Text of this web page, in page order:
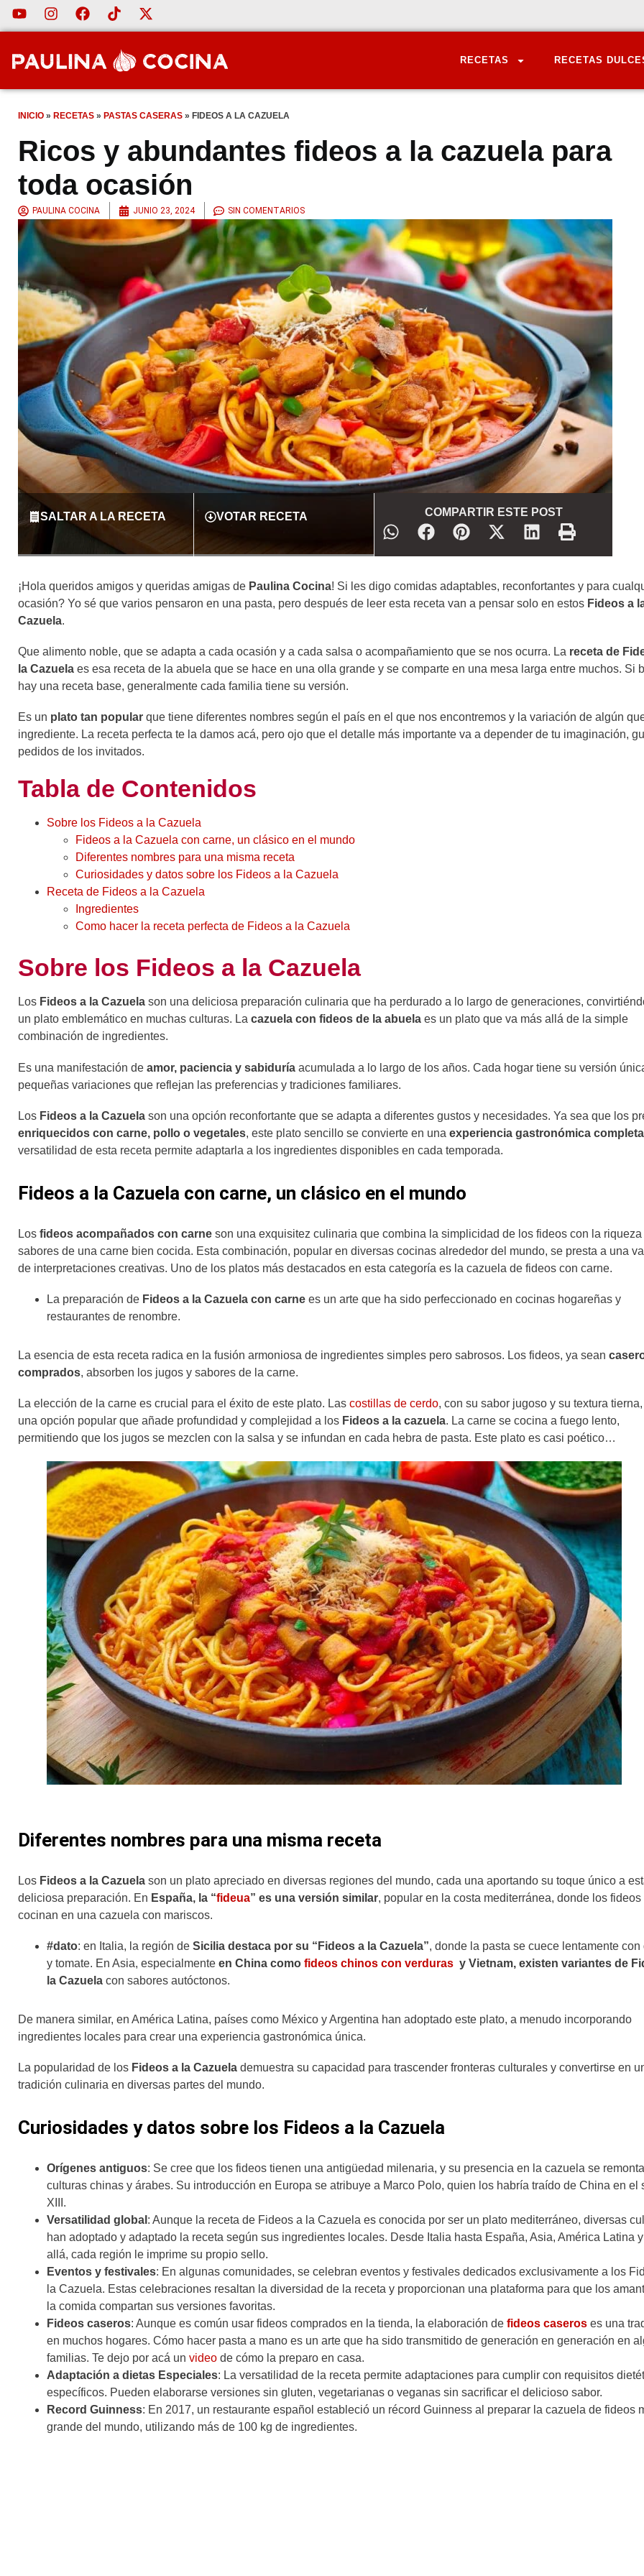
RECETAS RECETAS
INICIO » RECETAS » PASTAS CASERAS » FIDEOS A LA CAZUELA
Ricos y abundantes fideos a la cazuela para
toda ocasión
PAULINA COCINA JUNIO 23, 2024 SIN COMENTARIOS
SALTAR A LA RECETA VOTAR RECETA COMPARTIR ESTE POST
¡Hola queridos amigos y queridas amigas de Paulina Cocina! Si les digo comidas adaptables, reconfortantes y para
ocasión? Yo sé que varios pensaron en una pasta, pero después de leer esta receta van a pensar solo en estos Fideos a
Cazuela.
Que alimento noble, que se adapta a cada ocasión y a cada salsa o acompañamiento que se nos ocurra. La receta de
la Cazuela es esa receta de la abuela que se hace en una olla grande y se comparte en una mesa larga entre muchos. Si
hay una receta base, generalmente cada familia tiene su versión.
Es un plato tan popular que tiene diferentes nombres según el país en el que nos encontremos y la variación de algún
ingrediente. La receta perfecta te la damos acá, pero ojo que el detalle más importante va a depender de tu imaginación,
pedidos de los invitados.
Tabla de Contenidos
Sobre los Fideos a la Cazuela
Fideos a la Cazuela con carne, un clásico en el mundo
Diferentes nombres para una misma receta
Curiosidades y datos sobre los Fideos a la Cazuela
Receta de Fideos a la Cazuela
Ingredientes
Como hacer la receta perfecta de Fideos a la Cazuela
Sobre los Fideos a la Cazuela
Los Fideos a la Cazuela son una deliciosa preparación culinaria que ha perdurado a lo largo de generaciones,
un plato emblemático en muchas culturas. La cazuela con fideos de la abuela es un plato que va más allá de la simple
combinación de ingredientes.
Es una manifestación de amor, paciencia y sabiduría acumulada a lo largo de los años. Cada hogar tiene su versión
pequeñas variaciones que reflejan las preferencias y tradiciones familiares.
Los Fideos a la Cazuela son una opción reconfortante que se adapta a diferentes gustos y necesidades. Ya sea que los
enriquecidos con carne, pollo o vegetales, este plato sencillo se convierte en una experiencia gastronómica completa
versatilidad de esta receta permite adaptarla a los ingredientes disponibles en cada temporada.
Fideos a la Cazuela con carne, un clásico en el mundo
Los fideos acompañados con carne son una exquisitez culinaria que combina la simplicidad de los fideos con la
sabores de una carne bien cocida. Esta combinación, popular en diversas cocinas alrededor del mundo, se presta a una
de interpretaciones creativas. Uno de los platos más destacados en esta categoría es la cazuela de fideos con carne.
La preparación de Fideos a la Cazuela con carne es un arte que ha sido perfeccionado en cocinas hogareñas y
restaurantes de renombre.
La esencia de esta receta radica en la fusión armoniosa de ingredientes simples pero sabrosos. Los fideos, ya sean
comprados, absorben los jugos y sabores de la carne.
La elección de la carne es crucial para el éxito de este plato. Las costillas de cerdo, con su sabor jugoso y su textura
una opción popular que añade profundidad y complejidad a los Fideos a la cazuela. La carne se cocina a fuego lento,
permitiendo que los jugos se mezclen con la salsa y se infundan en cada hebra de pasta. Este plato es casi poético…
Diferentes nombres para una misma receta
Los Fideos a la Cazuela son un plato apreciado en diversas regiones del mundo, cada una aportando su toque único a
deliciosa preparación. En España, la “fideua” es una versión similar, popular en la costa mediterránea, donde los fideos
cocinan en una cazuela con mariscos.
#dato: en Italia, la región de Sicilia destaca por su “Fideos a la Cazuela”, donde la pasta se cuece lentamente con
y tomate. En Asia, especialmente en China como fideos chinos con verduras y Vietnam, existen variantes de
la Cazuela con sabores autóctonos.
De manera similar, en América Latina, países como México y Argentina han adoptado este plato, a menudo incorporando
ingredientes locales para crear una experiencia gastronómica única.
La popularidad de los Fideos a la Cazuela demuestra su capacidad para trascender fronteras culturales y convertirse en
tradición culinaria en diversas partes del mundo.
Curiosidades y datos sobre los Fideos a la Cazuela
Orígenes antiguos: Se cree que los fideos tienen una antigüedad milenaria, y su presencia en la cazuela se
culturas chinas y árabes. Su introducción en Europa se atribuye a Marco Polo, quien los habría traído de China en el
XIII.
Versatilidad global : Aunque la receta de Fideos a la Cazuela es conocida por ser un plato mediterráneo, diversas
han adoptado y adaptado la receta según sus ingredientes locales. Desde Italia hasta España, Asia, América Latina
allá, cada región le imprime su propio sello.
Eventos y festivales: En algunas comunidades, se celebran eventos y festivales dedicados exclusivamente a los
la Cazuela. Estas celebraciones resaltan la diversidad de la receta y proporcionan una plataforma para que los
la comida compartan sus versiones favoritas.
Fideos caseros: Aunque es común usar fideos comprados en la tienda, la elaboración de fideos caseros es una
en muchos hogares. Cómo hacer pasta a mano es un arte que ha sido transmitido de generación en generación en
familias. Te dejo por acá un video de cómo la preparo en casa.
Adaptación a dietas Especiales: La versatilidad de la receta permite adaptaciones para cumplir con requisitos
específicos. Pueden elaborarse versiones sin gluten, vegetarianas o veganas sin sacrificar el delicioso sabor.
Record Guinness: En 2017, un restaurante español estableció un récord Guinness al preparar la cazuela de fideos
grande del mundo, utilizando más de 100 kg de ingredientes.